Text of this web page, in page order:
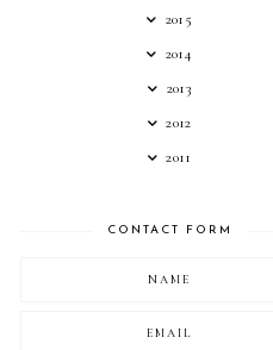
2015
2014
2013
2012
2011
CONTACT FORM